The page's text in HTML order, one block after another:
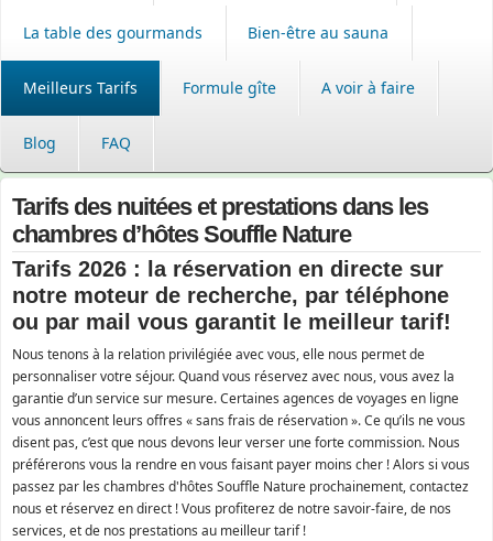
La table des gourmands Bien-être au sauna
Meilleurs Tarifs Formule gîte A voir à faire
Blog FAQ
Tarifs des nuitées et prestations dans les
chambres d’hôtes Souffle Nature
Tarifs 2026 : la réservation en directe sur
notre moteur de recherche, par téléphone
ou par mail vous garantit le meilleur tarif!
Nous tenons à la relation privilégiée avec vous, elle nous permet de
personnaliser votre séjour. Quand vous réservez avec nous, vous avez la
garantie d’un service sur mesure. Certaines agences de voyages en ligne
vous annoncent leurs offres « sans frais de réservation ». Ce qu’ils ne vous
disent pas, c’est que nous devons leur verser une forte commission. Nous
préférerons vous la rendre en vous faisant payer moins cher ! Alors si vous
passez par les chambres d'hôtes Souffle Nature prochainement, contactez
nous et réservez en direct ! Vous profiterez de notre savoir-faire, de nos
services, et de nos prestations au meilleur tarif !